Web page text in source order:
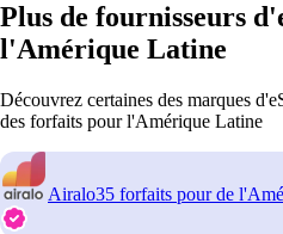
Plus de fournisseurs
l'Amérique Latine
Découvrez certaines des marques
des forfaits pour l'Amérique Latine
Airalo35 forfaits pour de